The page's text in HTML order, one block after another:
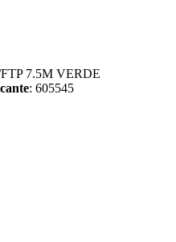
7.5M VERDE
: 605545